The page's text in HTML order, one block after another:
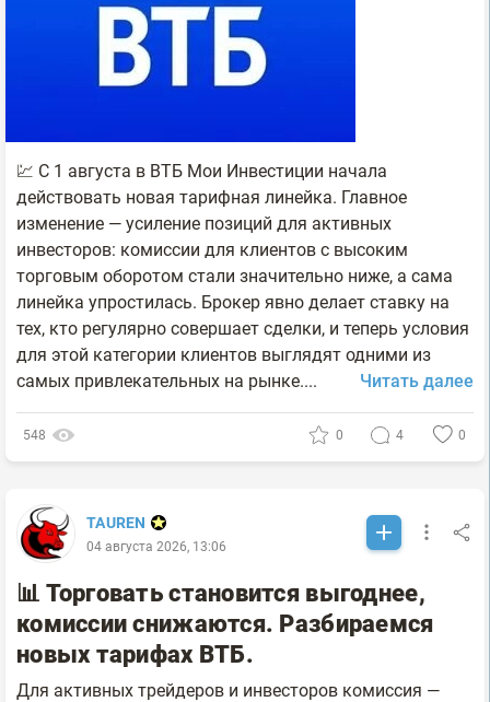
💹 С 1 августа в ВТБ Мои Инвестиции начала
действовать новая тарифная линейка. Главное
изменение — усиление позиций для активных
инвесторов: комиссии для клиентов с высоким
торговым оборотом стали значительно ниже, а сама
линейка упростилась. Брокер явно делает ставку на
тех, кто регулярно совершает сделки, и теперь условия
для этой категории клиентов выглядят одними из
самых привлекательных на рынке....
Читать далее
548 0 4 0
TAUREN
04 августа 2026, 13:06
📊 Торговать становится выгоднее,
комиссии снижаются. Разбираемся
новых тарифах ВТБ.
Для активных трейдеров и инвесторов комиссия —